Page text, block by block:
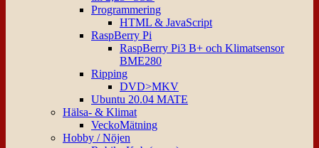
Programmering
HTML & JavaScript
RaspBerry Pi
RaspBerry Pi3 B+ och Klimatsensor
BME280
Ripping
DVD>MKV
Ubuntu 20.04 MATE
Hälsa- & Klimat
VeckoMätning
Hobby / Nöjen